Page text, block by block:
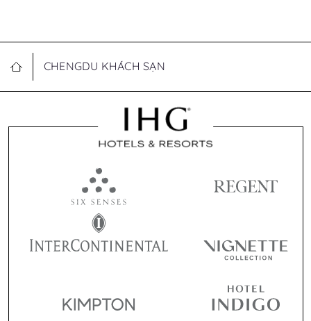
CHENGDU KHÁCH SẠN